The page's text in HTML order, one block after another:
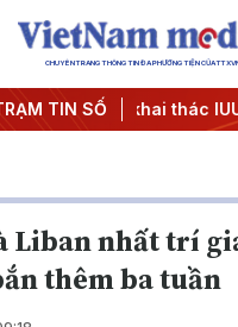
CHUYÊN TRANG THÔNG TIN ĐA PHƯƠNG TIỆN CỦA
TIN SỐ
#Chống khai thác IUU
Liban nhất trí
thêm ba tuần